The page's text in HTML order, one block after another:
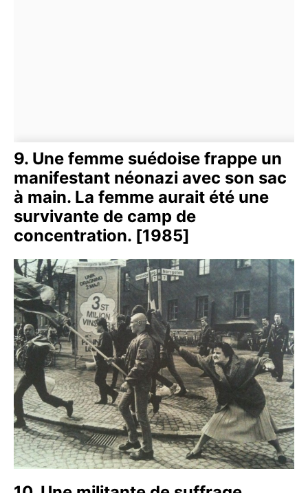
9. Une femme suédoise frappe un
manifestant néonazi avec son sac
à main. La femme aurait été une
survivante de camp de
concentration. [1985]